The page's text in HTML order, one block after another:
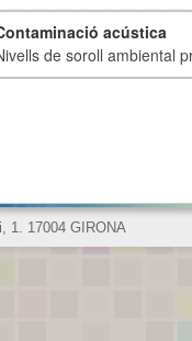
acústica
de soroll ambiental
1. 17004 GIRONA